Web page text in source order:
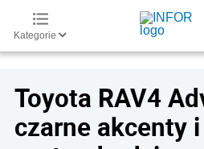
Kategorie
Toyota RAV4
czarne akcenty